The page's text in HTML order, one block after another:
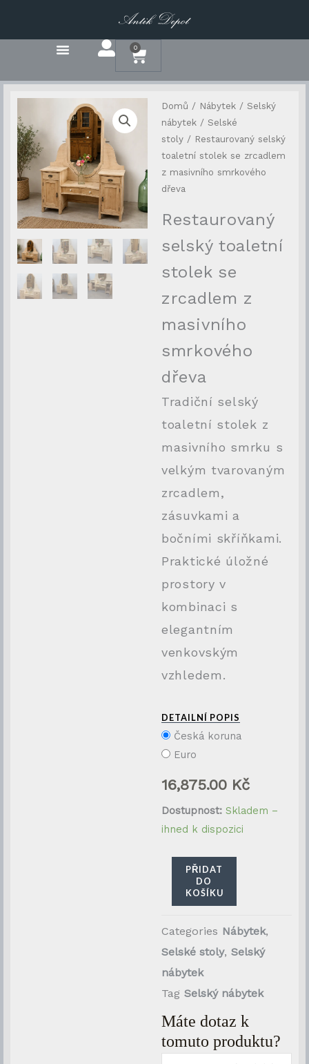
0
Cart
Domů / Nábytek / Selský
nábytek / Selské
stoly / Restaurovaný selský
toaletní stolek se zrcadlem
z masivního smrkového
dřeva
Restaurovaný
selský toaletní
stolek se
zrcadlem z
masivního
smrkového
dřeva
Tradiční selský
toaletní stolek z
masivního smrku s
velkým tvarovaným
zrcadlem,
zásuvkami a
bočními skříňkami.
Praktické úložné
prostory v
kombinaci s
elegantním
venkovským
vzhledem.
DETAILNÍ POPIS
Česká koruna
Euro
16,875.00 Kč
Dostupnost: Skladem –
ihned k dispozici
Restaurovaný
selský
stolek
zrcadlem
masivního
smrkového
dřeva
množství
PŘIDAT
DO
KOŠÍKU
Categories Nábytek,
Selské stoly, Selský
nábytek
Tag Selský nábytek
Máte dotaz k
tomuto produktu?